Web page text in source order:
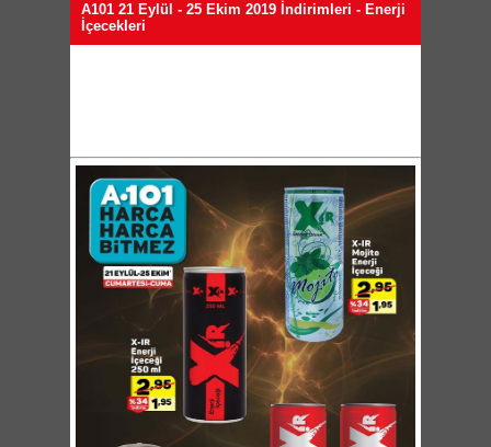
A101 21 Eylül - 25 Ekim 2019 İndirimleri - Enerji
İçecekleri